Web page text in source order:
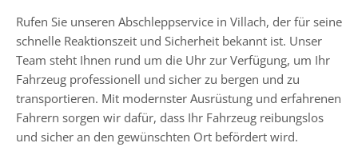
Rufen Sie unseren Abschleppservice in Villach, der für seine
schnelle Reaktionszeit und Sicherheit bekannt ist. Unser
Team steht Ihnen rund um die Uhr zur Verfügung, um Ihr
Fahrzeug professionell und sicher zu bergen und zu
transportieren. Mit modernster Ausrüstung und erfahrenen
Fahrern sorgen wir dafür, dass Ihr Fahrzeug reibungslos
und sicher an den gewünschten Ort befördert wird.